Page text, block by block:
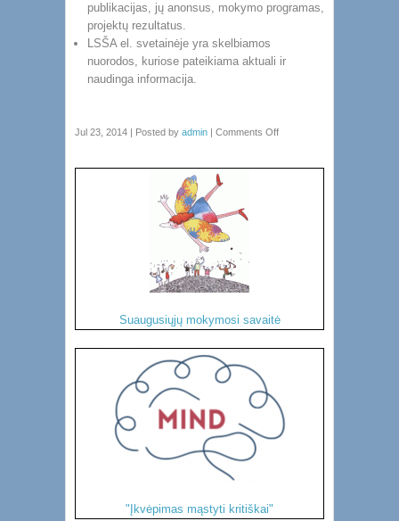
publikacijas, jų anonsus, mokymo programas,
projektų rezultatus.
LSŠA el. svetainėje yra skelbiamos
nuorodos, kuriose pateikiama aktuali ir
naudinga informacija.
Jul 23, 2014 | Posted by admin Comments Off
Suaugusiųjų mokymosi savaitė
"Įkvėpimas mąstyti kritiškai"